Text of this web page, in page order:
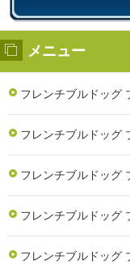
メニュー
フレンチブルドッグ
フレンチブルドッグ
フレンチブルドッグ
フレンチブルドッグ
フレンチブルドッグ